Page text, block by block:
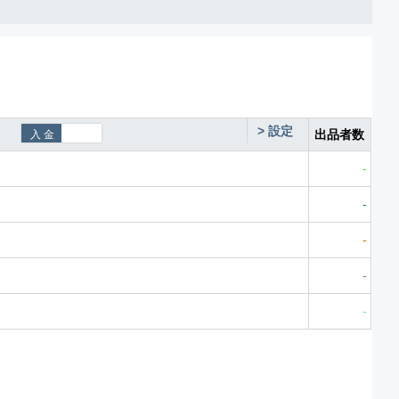
> 設定 出品者数
-
-
-
-
-